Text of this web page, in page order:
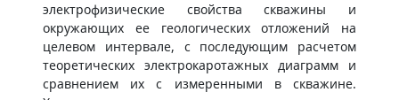
электрофизические свойства скважины и
окружающих ее геологических отложений на
целевом интервале, с последующим расчетом
теоретических электрокаротажных диаграмм и
сравнением их с измеренными в скважине.